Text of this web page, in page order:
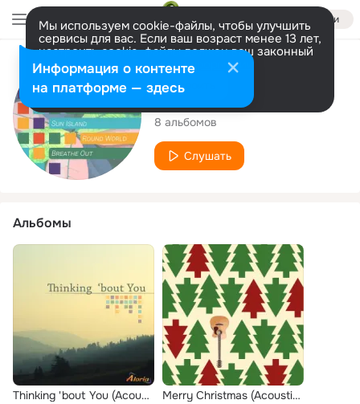
Войти
Мы используем cookie-файлы, чтобы улучшить
сервисы для вас. Если ваш возраст менее 13 лет,
настроить cookie-файлы должен ваш законный
представитель. Больше информации
Разрешить все Настроить
Исполнитель
Aloria
8 альбомов
Слушать
Альбомы
Thinking 'bout You (Acoustic Beat Version) Merry Christmas (Acoustic Version)
Информация о контенте
на платформе — здесь